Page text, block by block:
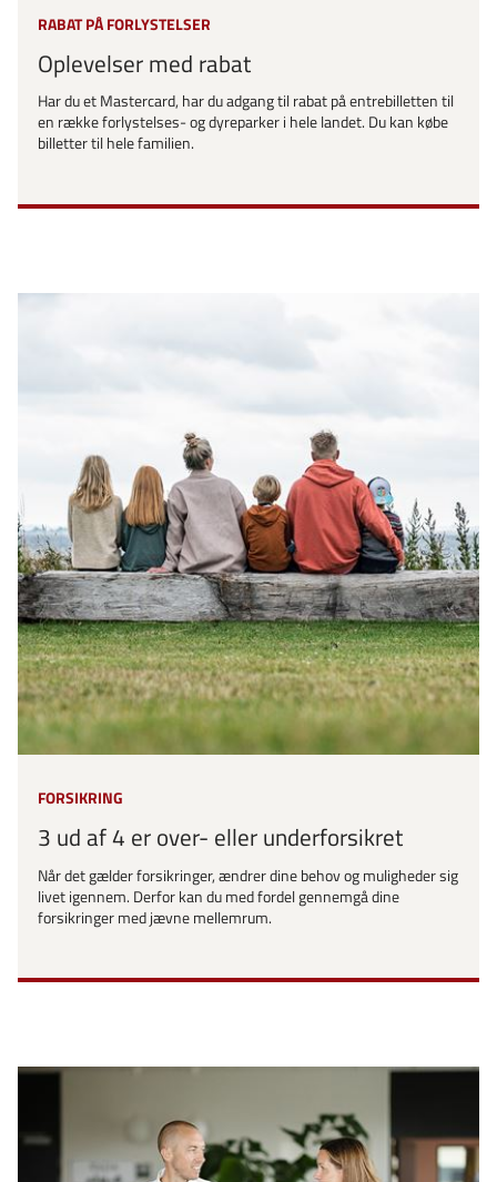
RABAT PÅ FORLYSTELSER
Oplevelser med rabat
Har du et Mastercard, har du adgang til rabat på entrebilletten til
en række forlystelses- og dyreparker i hele landet. Du kan købe
billetter til hele familien.
FORSIKRING
3 ud af 4 er over- eller underforsikret
Når det gælder forsikringer, ændrer dine behov og muligheder sig
livet igennem. Derfor kan du med fordel gennemgå dine
forsikringer med jævne mellemrum.